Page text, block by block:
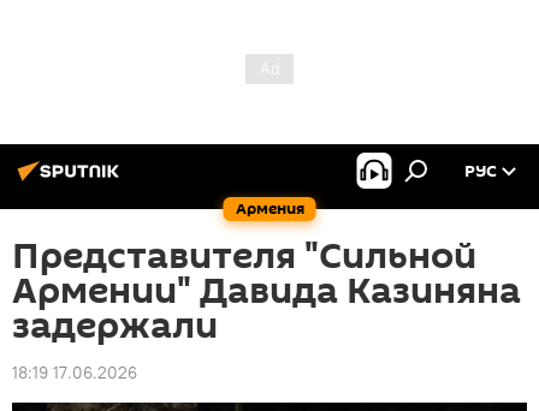
Армения
РУС
Представителя "Сильной
Армении" Давида Казиняна
задержали
18:19 17.06.2026